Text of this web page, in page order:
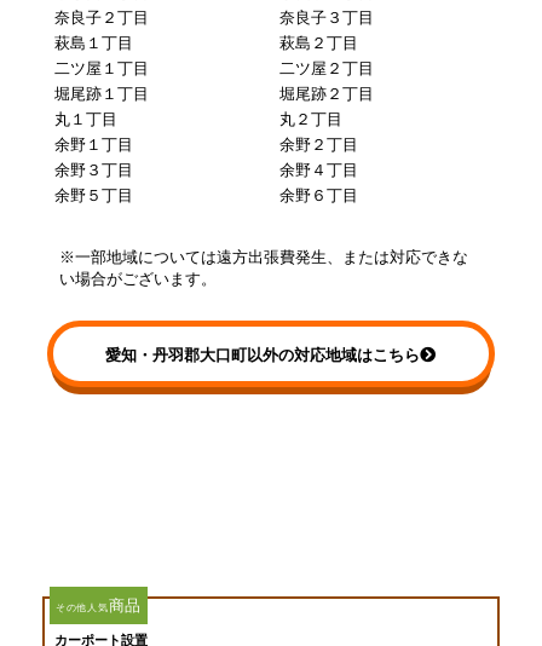
奈良子２丁目
奈良子３丁目
萩島１丁目
萩島２丁目
二ツ屋１丁目
二ツ屋２丁目
堀尾跡１丁目
堀尾跡２丁目
丸１丁目
丸２丁目
余野１丁目
余野２丁目
余野３丁目
余野４丁目
余野５丁目
余野６丁目
※一部地域については遠方出張費発生、または対応できな
い場合がございます。
愛知・丹羽郡大口町以外の対応地域はこちら
その他人気 商品
カーポート設置